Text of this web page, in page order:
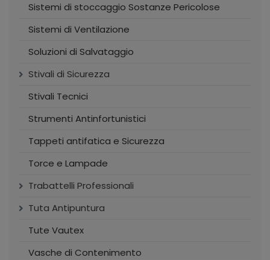
Sistemi di stoccaggio Sostanze Pericolose
Sistemi di Ventilazione
Soluzioni di Salvataggio
Stivali di Sicurezza
Stivali Tecnici
Strumenti Antinfortunistici
Tappeti antifatica e Sicurezza
Torce e Lampade
Trabattelli Professionali
Tuta Antipuntura
Tute Vautex
Vasche di Contenimento